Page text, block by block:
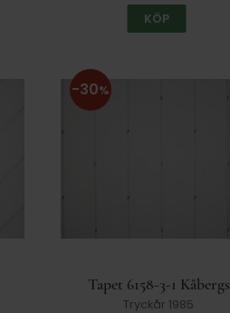
KÖP
Tapet 6158-3-1 Kåbergs
Tryckår 1985
30%